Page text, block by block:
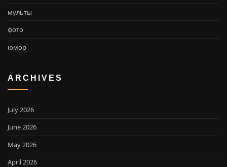
мульты
фото
юмор
ARCHIVES
July 2026
June 2026
May 2026
April 2026